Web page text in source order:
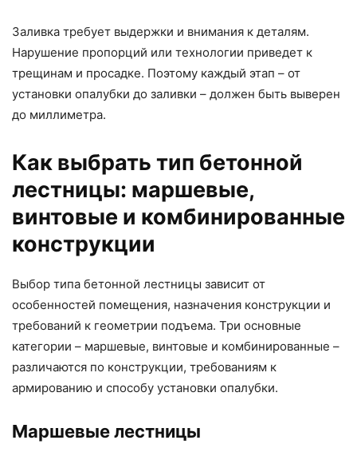
Заливка требует выдержки и внимания к деталям.
Нарушение пропорций или технологии приведет к
трещинам и просадке. Поэтому каждый этап – от
установки опалубки до заливки – должен быть выверен
до миллиметра.
Как выбрать тип бетонной
лестницы: маршевые,
винтовые и комбинированные
конструкции
Выбор типа бетонной лестницы зависит от
особенностей помещения, назначения конструкции и
требований к геометрии подъема. Три основные
категории – маршевые, винтовые и комбинированные –
различаются по конструкции, требованиям к
армированию и способу установки опалубки.
Маршевые лестницы